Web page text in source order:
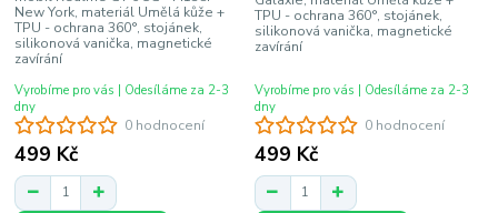
0 hodnocení
New York, materiál Umělá kůže +
TPU - ochrana 360°, stojánek,
silikonová vanička, magnetické
zavírání
499 Kč
Vyrobíme pro vás | Odesíláme za 2-3
dny
0 hodnocení
TPU - ochrana 360°, stojánek,
silikonová vanička, magnetické
zavírání
499 Kč
Vyrobíme pro vás | Odesíláme za 2-3
dny